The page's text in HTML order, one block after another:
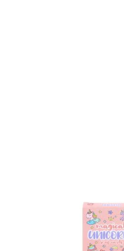
Merk memoryspill